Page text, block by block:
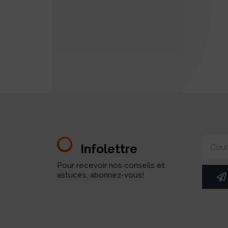
Infolettre
Pour recevoir nos conseils et
astuces, abonnez-vous!